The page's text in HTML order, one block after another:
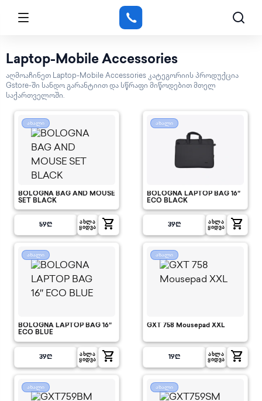
Laptop-Mobile Accessories
აღმოაჩინეთ Laptop-Mobile Accessories კატეგორიის პროდუქცია
Gstore-ში სანდო გარანტიით და სწრაფი მიწოდებით მთელ
საქართველოში.
ახალი
BOLOGNA BAG AND MOUSE
SET BLACK
59₾
ᲐᲮᲚᲐ
ᲧᲘᲓᲕᲐ
shopping_cart
ახალი
BOLOGNA LAPTOP BAG 16″
ECO BLACK
39₾
ᲐᲮᲚᲐ
ᲧᲘᲓᲕᲐ
shopping_cart
ახალი
BOLOGNA LAPTOP BAG 16″
ECO BLUE
39₾
ᲐᲮᲚᲐ
ᲧᲘᲓᲕᲐ
shopping_cart
ახალი
GXT 758 Mousepad XXL
19₾
ᲐᲮᲚᲐ
ᲧᲘᲓᲕᲐ
shopping_cart
ახალი ახალი